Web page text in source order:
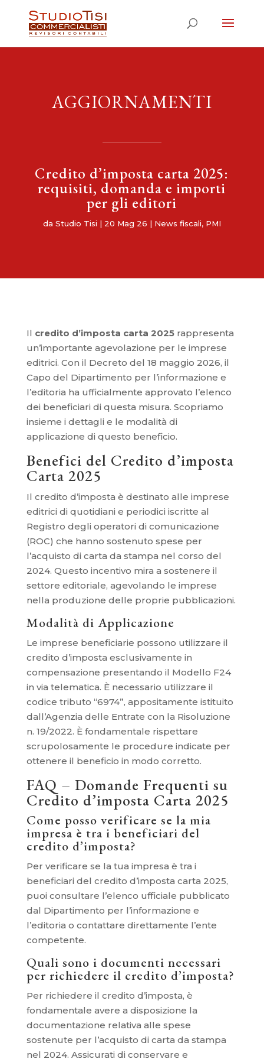
AGGIORNAMENTI
Credito d’imposta carta 2025:
requisiti, domanda e importi
per gli editori
da Studio Tisi | 20 Mag 26 | News fiscali, PMI
Il credito d’imposta carta 2025rappresenta
un’importante agevolazione per le imprese
editrici. Con il Decreto del 18 maggio 2026, il
Capo del Dipartimento per l’informazione e
l’editoria ha ufficialmente approvato l’elenco
dei beneficiari di questa misura. Scopriamo
insieme i dettagli e le modalità di
applicazione di questo beneficio.
Benefici del Credito d’imposta
Carta 2025
Il credito d’imposta è destinato alle imprese
editrici di quotidiani e periodici iscritte al
Registro degli operatori di comunicazione
(ROC) che hanno sostenuto spese per
l’acquisto di carta da stampa nel corso del
2024. Questo incentivo mira a sostenere il
settore editoriale, agevolando le imprese
nella produzione delle proprie pubblicazioni.
Modalità di Applicazione
Le imprese beneficiarie possono utilizzare il
credito d’imposta esclusivamente in
compensazione presentando il Modello F24
in via telematica. È necessario utilizzare il
codice tributo “6974”, appositamente istituito
dall’Agenzia delle Entrate con la Risoluzione
n. 19/2022. È fondamentale rispettare
scrupolosamente le procedure indicate per
ottenere il beneficio in modo corretto.
FAQ – Domande Frequenti su
Credito d’imposta Carta 2025
Come posso verificare se la mia
impresa è tra i beneficiari del
credito d’imposta?
Per verificare se la tua impresa è tra i
beneficiari del credito d’imposta carta 2025,
puoi consultare l’elenco ufficiale pubblicato
dal Dipartimento per l’informazione e
l’editoria o contattare direttamente l’ente
competente.
Quali sono i documenti necessari
per richiedere il credito d’imposta?
Per richiedere il credito d’imposta, è
fondamentale avere a disposizione la
documentazione relativa alle spese
sostenute per l’acquisto di carta da stampa
nel 2024. Assicurati di conservare e